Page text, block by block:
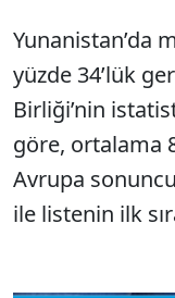
Yunanistan’da
yüzde 34’lük
Birliği’nin
göre, ortalama
Avrupa
ile listenin ilk